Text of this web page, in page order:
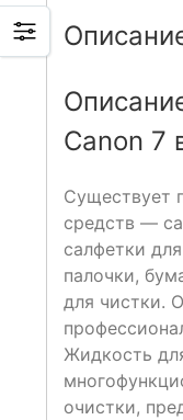
Canon 7
Существует
средств —
салфетки
палочки,
для чистки.
Жидкость
очистки,